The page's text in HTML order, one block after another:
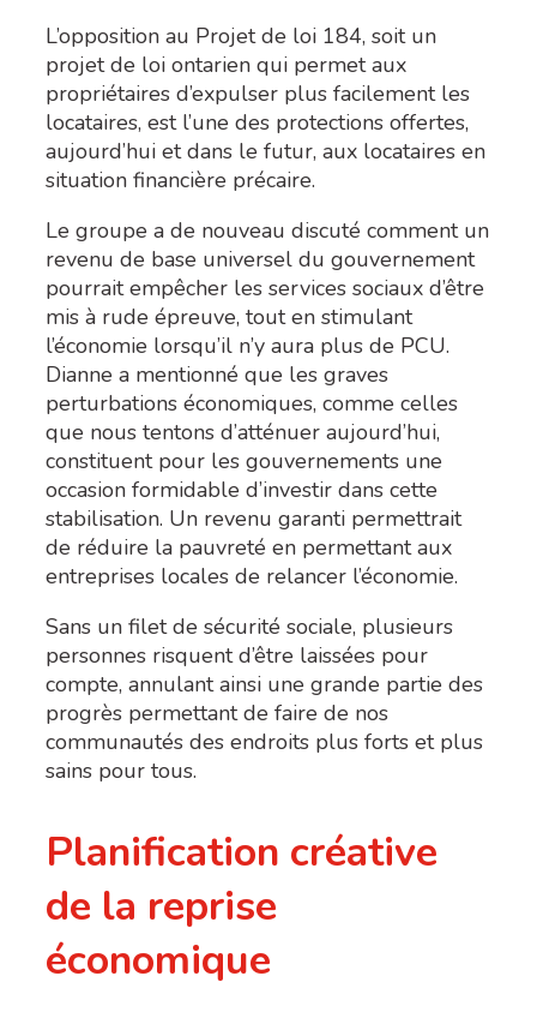
L’opposition au Projet de loi 184, soit un
projet de loi ontarien qui permet aux
propriétaires d’expulser plus facilement les
locataires, est l’une des protections offertes,
aujourd’hui et dans le futur, aux locataires en
situation financière précaire.
Le groupe a de nouveau discuté comment un
revenu de base universel du gouvernement
pourrait empêcher les services sociaux d’être
mis à rude épreuve, tout en stimulant
l’économie lorsqu’il n’y aura plus de PCU.
Dianne a mentionné que les graves
perturbations économiques, comme celles
que nous tentons d’atténuer aujourd’hui,
constituent pour les gouvernements une
occasion formidable d’investir dans cette
stabilisation. Un revenu garanti permettrait
de réduire la pauvreté en permettant aux
entreprises locales de relancer l’économie.
Sans un filet de sécurité sociale, plusieurs
personnes risquent d’être laissées pour
compte, annulant ainsi une grande partie des
progrès permettant de faire de nos
communautés des endroits plus forts et plus
sains pour tous.
Planification créative
de la reprise
économique